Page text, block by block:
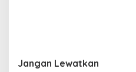
Jangan Lewatkan